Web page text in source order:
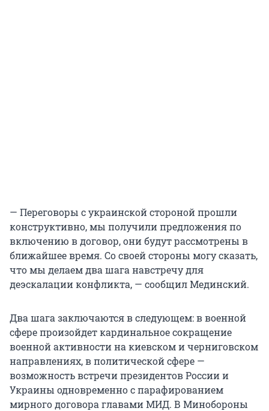
— Переговоры с украинской стороной прошли
конструктивно, мы получили предложения по
включению в договор, они будут рассмотрены в
ближайшее время. Со своей стороны могу сказать,
что мы делаем два шага навстречу для
деэскалации конфликта, — сообщил Мединский.
Два шага заключаются в следующем: в военной
сфере произойдет кардинальное сокращение
военной активности на киевском и черниговском
направлениях, в политической сфере —
возможность встречи президентов России и
Украины одновременно с парафированием
мирного договора главами МИД. В Минобороны